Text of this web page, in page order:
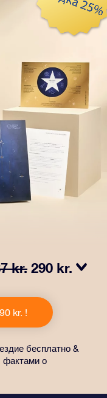
kr. 290 kr.
набором OSR! В
и
которые будут
бесплатно
Это
и любимым.
kr. !
бесплатно &
о